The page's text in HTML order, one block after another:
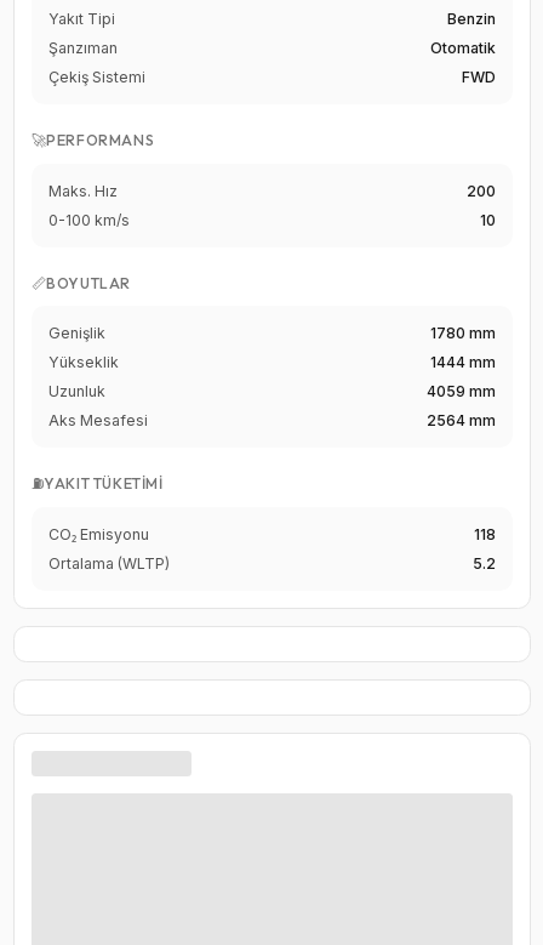
Yakıt Tipi
Benzin
Şanzıman
Otomatik
Çekiş Sistemi
FWD
🚀PERFORMANS
Maks. Hız
200
0-100 km/s
10
📏BOYUTLAR
Genişlik
1780 mm
Yükseklik
1444 mm
Uzunluk
4059 mm
Aks Mesafesi
2564 mm
⛽YAKIT TÜKETIMI
CO₂ Emisyonu
118
Ortalama (WLTP)
5.2